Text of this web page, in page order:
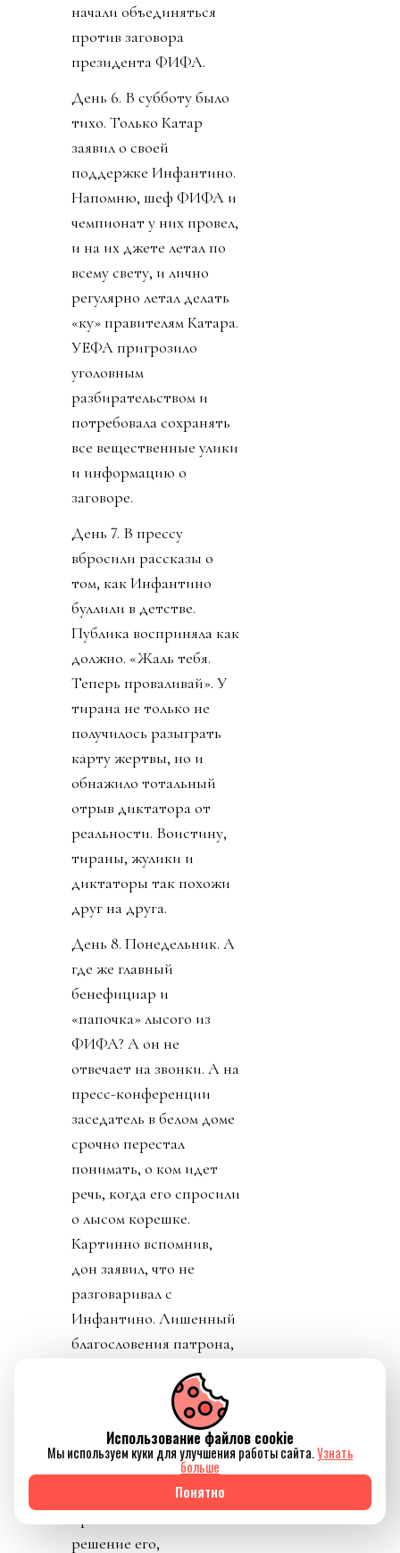
начали объединяться
против заговора
президента ФИФА.
День 6. В субботу было
тихо. Только Катар
заявил о своей
поддержке Инфантино.
Напомню, шеф ФИФА и
чемпионат у них провел,
и на их джете летал по
всему свету, и лично
регулярно летал делать
«ку» правителям Катара.
УЕФА пригрозило
уголовным
разбирательством и
потребовала сохранять
все вещественные улики
и информацию о
заговоре.
День 7. В прессу
вбросили рассказы о
том, как Инфантино
буллили в детстве.
Публика восприняла как
должно. «Жаль тебя.
Теперь проваливай». У
тирана не только не
получилось разыграть
карту жертвы, но и
обнажило тотальный
отрыв диктатора от
реальности. Воистину,
тираны, жулики и
диктаторы так похожи
друг на друга.
День 8. Понедельник. А
где же главный
бенефициар и
«папочка» лысого из
ФИФА? А он не
отвечает на звонки. А на
пресс-конференции
заседатель в белом доме
срочно перестал
понимать, о ком идет
речь, когда его спросили
о лысом корешке.
Картинно вспомнив,
дон заявил, что не
разговаривал с
Инфантино. Лишенный
благословения патрона,
скукожившийся до
размеров Волдеморта,
Джанни, скуля, начал
репостить копирующие
текст друг друга посты
решение его,
Использование файлов cookie
Мы используем куки для улучшения работы сайта.Узнать
больше
Понятно